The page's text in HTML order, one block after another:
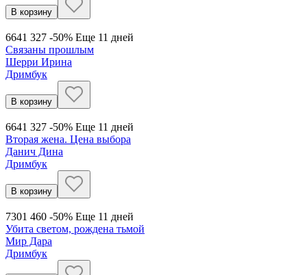
В корзину
6641 327 -50% Еще 11 дней
Связаны прошлым
Шерри Ирина
Дримбук
В корзину
6641 327 -50% Еще 11 дней
Вторая жена. Цена выбора
Данич Дина
Дримбук
В корзину
7301 460 -50% Еще 11 дней
Убита светом, рождена тьмой
Мир Дара
Дримбук